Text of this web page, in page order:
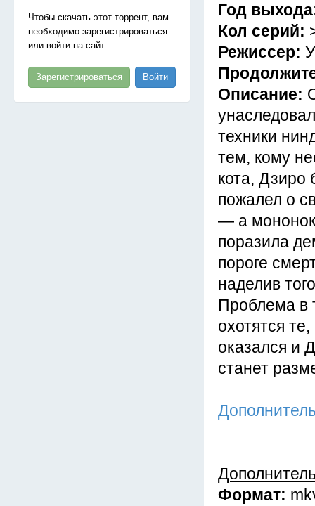
Чтобы скачать этот торрент, вам
необходимо зарегистрироваться
или войти на сайт
Зарегистрироваться Войти
Год
Кол серий:
Режиссер:
Описание:
техники
тем, кому
кота, Дзиро
пожалел о
— а
поразила
пороге
наделив
Проблема в
охотятся
оказался и
станет
Формат: